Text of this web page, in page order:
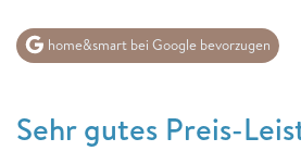
home&smart bei Google bevorzugen
Sehr gutes Preis-